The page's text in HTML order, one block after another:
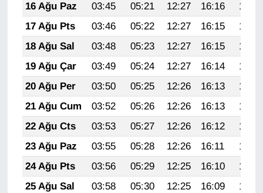
16 Ağu Paz
03:45 05:21 12:27 16:16
19:23
17 Ağu Pts
03:46 05:22 12:27 16:15
19:22
18 Ağu Sal
03:48 05:23 12:27 16:15
19:21
19 Ağu Çar
03:49 05:24 12:27 16:14
19:19
20 Ağu Per
03:50 05:25 12:26 16:13
19:18
21 Ağu Cum
03:52 05:26 12:26 16:13
19:16
22 Ağu Cts
03:53 05:27 12:26 16:12
19:15
23 Ağu Paz
03:55 05:28 12:26 16:11
19:13
24 Ağu Pts
03:56 05:29 12:25 16:10
19:12
25 Ağu Sal
03:58 05:30 12:25 16:09 19:10